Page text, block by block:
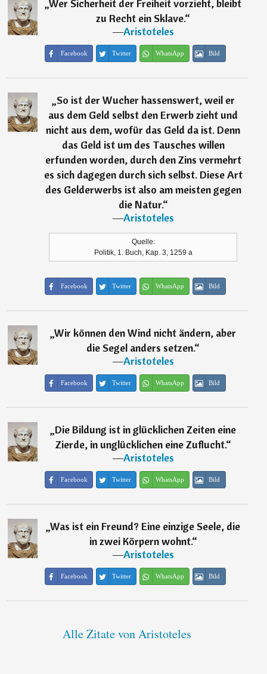
„Wer Sicherheit der Freiheit vorzieht, bleibt
zu Recht ein Sklave.“
―Aristoteles
Facebook Twitter WhatsApp Bild
„So ist der Wucher hassenswert, weil er
aus dem Geld selbst den Erwerb zieht und
nicht aus dem, wofür das Geld da ist. Denn
das Geld ist um des Tausches willen
erfunden worden, durch den Zins vermehrt
es sich dagegen durch sich selbst. Diese Art
des Gelderwerbs ist also am meisten gegen
die Natur.“
―Aristoteles
Quelle:
Politik, 1. Buch, Kap. 3, 1259 a
Facebook Twitter WhatsApp Bild
„Wir können den Wind nicht ändern, aber
die Segel anders setzen.“
―Aristoteles
Facebook Twitter WhatsApp Bild
„Die Bildung ist in glücklichen Zeiten eine
Zierde, in unglücklichen eine Zuflucht.“
―Aristoteles
Facebook Twitter WhatsApp Bild
„Was ist ein Freund? Eine einzige Seele, die
in zwei Körpern wohnt.“
―Aristoteles
Facebook Twitter WhatsApp Bild
Alle Zitate von Aristoteles